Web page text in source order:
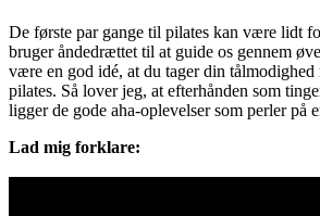
De første par gange til pilates kan være lidt
bruger åndedrættet til at guide os gennem
være en god idé, at du tager din tålmodighed
pilates. Så lover jeg, at efterhånden som
ligger de gode aha-oplevelser som perler på
Lad mig forklare: